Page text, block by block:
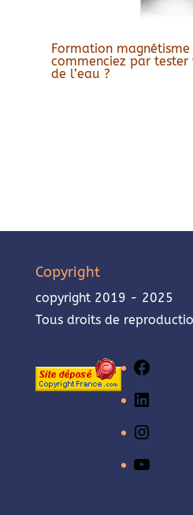
Formation
commenciez par tester
de l’eau ?
Copyright
copyright 2019 - 2025
Tous droits de